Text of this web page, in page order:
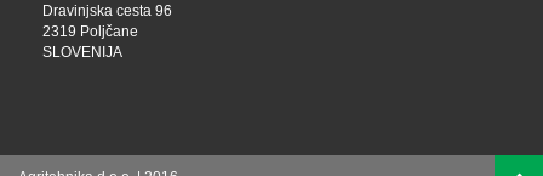
Dravinjska cesta 96
2319 Poljčane
SLOVENIJA